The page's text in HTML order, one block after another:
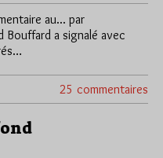
au... par
Bouffard a signalé avec
25 commentaires